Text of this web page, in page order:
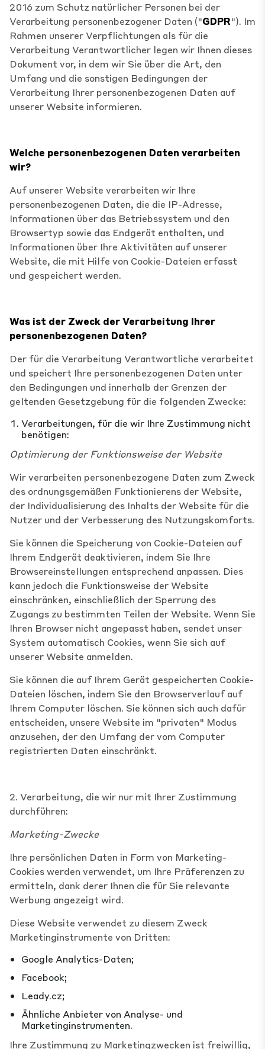
2016 zum Schutz natürlicher Personen bei der
Verarbeitung personenbezogener Daten ("GDPR"). Im
Rahmen unserer Verpflichtungen als für die
Verarbeitung Verantwortlicher legen wir Ihnen dieses
Dokument vor, in dem wir Sie über die Art, den
Umfang und die sonstigen Bedingungen der
Verarbeitung Ihrer personenbezogenen Daten auf
unserer Website informieren.
Welche personenbezogenen Daten verarbeiten
wir?
Auf unserer Website verarbeiten wir Ihre
personenbezogenen Daten, die die IP-Adresse,
Informationen über das Betriebssystem und den
Browsertyp sowie das Endgerät enthalten, und
Informationen über Ihre Aktivitäten auf unserer
Website, die mit Hilfe von Cookie-Dateien erfasst
und gespeichert werden.
Was ist der Zweck der Verarbeitung Ihrer
personenbezogenen Daten?
Der für die Verarbeitung Verantwortliche verarbeitet
und speichert Ihre personenbezogenen Daten unter
den Bedingungen und innerhalb der Grenzen der
geltenden Gesetzgebung für die folgenden Zwecke:
Verarbeitungen, für die wir Ihre Zustimmung nicht
benötigen:
Optimierung der Funktionsweise der Website
Wir verarbeiten personenbezogene Daten zum Zweck
des ordnungsgemäßen Funktionierens der Website,
der Individualisierung des Inhalts der Website für die
Nutzer und der Verbesserung des Nutzungskomforts.
Sie können die Speicherung von Cookie-Dateien auf
Ihrem Endgerät deaktivieren, indem Sie Ihre
Browsereinstellungen entsprechend anpassen. Dies
kann jedoch die Funktionsweise der Website
einschränken, einschließlich der Sperrung des
Zugangs zu bestimmten Teilen der Website. Wenn Sie
Ihren Browser nicht angepasst haben, sendet unser
System automatisch Cookies, wenn Sie sich auf
unserer Website anmelden.
Sie können die auf Ihrem Gerät gespeicherten Cookie-
Dateien löschen, indem Sie den Browserverlauf auf
Ihrem Computer löschen. Sie können sich auch dafür
entscheiden, unsere Website im "privaten" Modus
anzusehen, der den Umfang der vom Computer
registrierten Daten einschränkt.
2. Verarbeitung, die wir nur mit Ihrer Zustimmung
durchführen:
Marketing-Zwecke
Ihre persönlichen Daten in Form von Marketing-
Cookies werden verwendet, um Ihre Präferenzen zu
ermitteln, dank derer Ihnen die für Sie relevante
Werbung angezeigt wird.
Diese Website verwendet zu diesem Zweck
Marketinginstrumente von Dritten:
Google Analytics-Daten;
Facebook;
Leady.cz;
Ähnliche Anbieter von Analyse- und
Marketinginstrumenten.
Ihre Zustimmung zu Marketingzwecken ist freiwillig,